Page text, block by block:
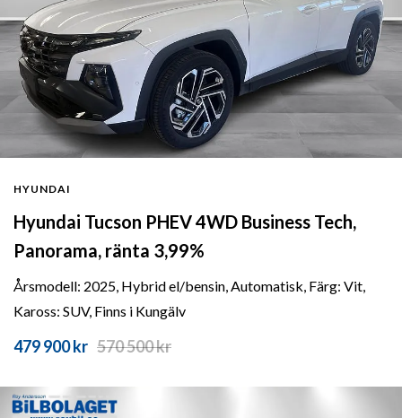
HYUNDAI
Hyundai Tucson PHEV 4WD Business Tech,
Panorama, ränta 3,99%
Årsmodell: 2025, Hybrid el/bensin, Automatisk, Färg: Vit,
Kaross: SUV, Finns i Kungälv
479 900 kr 570 500kr